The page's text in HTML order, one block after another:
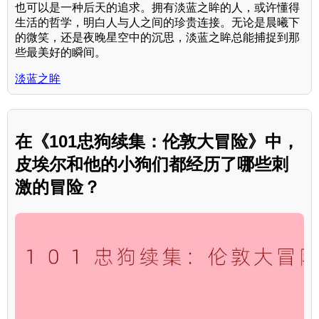
也可以是一种后天的追求。拥有淡蓝之眸的人，或许懂得
生活的哲学，明白人与人之间的珍贵连接。无论是晨曦下
的微笑，还是夜晚星空中的沉思，淡蓝之眸总能捕捉到那
些最美好的瞬间。
淡蓝之眸
在《101忠狗续集：伦敦大冒险》中，
皮埃尔和他的小狗们都经历了哪些刺
激的冒险？